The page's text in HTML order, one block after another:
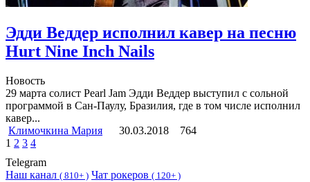
Эдди Веддер исполнил кавер на песню
Hurt Nine Inch Nails
Новость
29 марта солист Pearl Jam Эдди Веддер выступил с сольной
программой в Сан-Паулу, Бразилия, где в том числе исполнил
кавер...
Климочкина Мария
30.03.2018
764
1 2 3 4
Telegram
Наш канал ( 810+ ) Чат рокеров ( 120+ )